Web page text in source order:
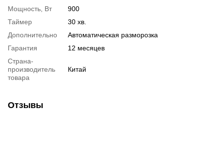
Мощность, Вт
900
Таймер
30 хв.
Дополнительно
Автоматическая разморозка
Гарантия
12 месяцев
Страна-
производитель
товара
Китай
Отзывы